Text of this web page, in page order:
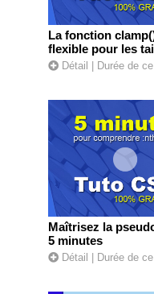
La fonction
flexible pour les
Détail | Durée de
Maîtrisez la
5 minutes
Détail | Durée de